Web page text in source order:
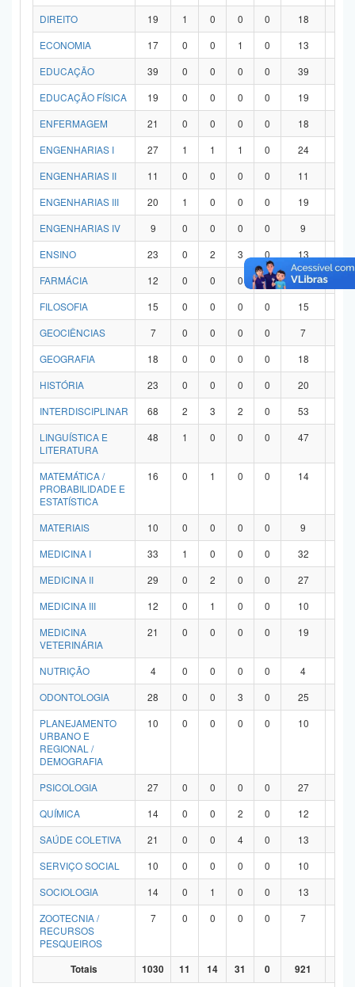
DIREITO 19 1 0 0 0 18
ECONOMIA
17 0 0 1 0 13
EDUCAÇÃO
39 0 0 0 0 39
EDUCAÇÃO FÍSICA
19 0 0 0 0 19
ENFERMAGEM
21 0 0 0 0 18
ENGENHARIAS I
27 1 1 1 0 24
ENGENHARIAS II
11 0 0 0 0 11
ENGENHARIAS III
20 1 0 0 0 19
ENGENHARIAS IV
9 0 0 0 0 9
ENSINO
23 0 2 3 0 13
FARMÁCIA
12 0 0 0 0 12
FILOSOFIA
15 0 0 0 0 15
GEOCIÊNCIAS
7 0 0 0 0 7
GEOGRAFIA
18 0 0 0 0 18
HISTÓRIA
23 0 0 0 0 20
INTERDISCIPLINAR
68 2 3 2 0 53
LINGUÍSTICA E
LITERATURA
48 1 0 0 0 47
MATEMÁTICA /
PROBABILIDADE E
ESTATÍSTICA
16 0 1 0 0 14
MATERIAIS 10 0 0 0 0 9
MEDICINA I
33 1 0 0 0 32
MEDICINA II
29 0 2 0 0 27
MEDICINA III
12 0 1 0 0 10
MEDICINA
VETERINÁRIA
21 0 0 0 0 19
NUTRIÇÃO 4 0 0 0 0 4
ODONTOLOGIA
28 0 0 3 0 25
PLANEJAMENTO
URBANO E
REGIONAL /
DEMOGRAFIA
10 0 0 0 0 10
PSICOLOGIA 27 0 0 0 0 27
QUÍMICA
14 0 0 2 0 12
SAÚDE COLETIVA
21 0 0 4 0 13
SERVIÇO SOCIAL
10 0 0 0 0 10
SOCIOLOGIA
14 0 1 0 0 13
ZOOTECNIA /
RECURSOS
PESQUEIROS
7 0 0 0 0 7
Totais 1030 11 14 31 0 921